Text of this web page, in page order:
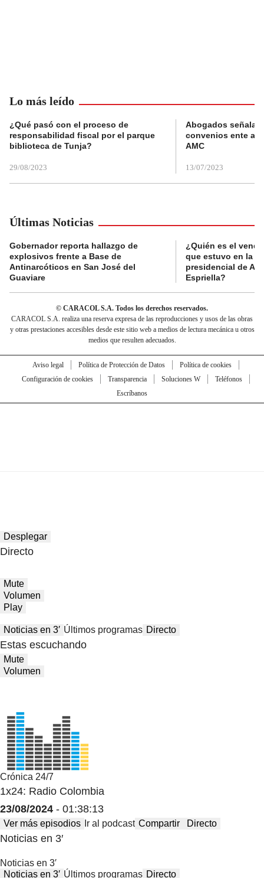
Lo más leído
¿Qué pasó con el proceso de
responsabilidad fiscal por el parque
biblioteca de Tunja?
29/08/2023
Abogados
convenios ente
AMC
13/07/2023
Últimas Noticias
Gobernador reporta hallazgo de
explosivos frente a Base de
Antinarcóticos en San José del
Guaviare
¿Quién es el
que estuvo en la
presidencial de
Espriella?
© CARACOL S.A. Todos los derechos reservados.
CARACOL S.A. realiza una reserva expresa de las reproducciones y usos de las obras
y otras prestaciones accesibles desde este sitio web a medios de lectura mecánica u otros
medios que resulten adecuados.
Aviso legal Política de Protección de Datos
Política de cookies
Configuración de cookies
Transparencia Soluciones W
Teléfonos
Escríbanos
Desplegar
Directo
Mute
Volumen
Play
Noticias en 3′ Últimos programas Directo
Estas escuchando
Mute
Volumen
Crónica 24/7
1x24: Radio Colombia
23/08/2024 - 01:38:13
Ver más episodios Ir al podcast Compartir Directo
Noticias en 3′
Noticias en 3′
Noticias en 3′ Últimos programas Directo